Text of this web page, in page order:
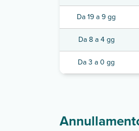
Da 19 a 9 gg
Da 8 a 4 gg
Da 3 a 0 gg